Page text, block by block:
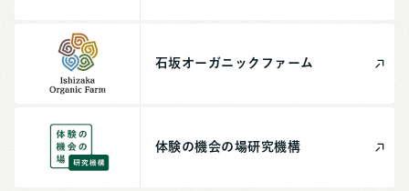
石坂オーガニック ファーム
体験の機会の場研究機構